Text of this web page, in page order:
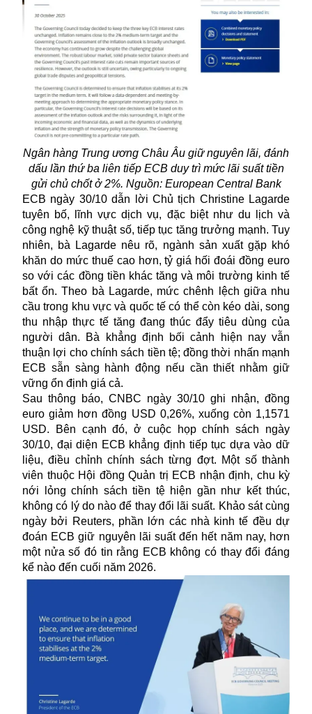
Ngân hàng Trung ương Châu Âu giữ nguyên lãi, đánh
dấu lần thứ ba liên tiếp ECB duy trì mức lãi suất tiền
gửi chủ chốt ở 2%. Nguồn: European Central Bank
ECB ngày 30/10 dẫn lời Chủ tịch Christine Lagarde
tuyên bố, lĩnh vực dịch vụ, đặc biệt như du lịch và
công nghệ kỹ thuật số, tiếp tục tăng trưởng mạnh. Tuy
nhiên, bà Lagarde nêu rõ, ngành sản xuất gặp khó
khăn do mức thuế cao hơn, tỷ giá hối đoái đồng euro
so với các đồng tiền khác tăng và môi trường kinh tế
bất ổn. Theo bà Lagarde, mức chênh lệch giữa nhu
cầu trong khu vực và quốc tế có thể còn kéo dài, song
thu nhập thực tế tăng đang thúc đẩy tiêu dùng của
người dân. Bà khẳng định bối cảnh hiện nay vẫn
thuận lợi cho chính sách tiền tệ; đồng thời nhấn mạnh
ECB sẵn sàng hành động nếu cần thiết nhằm giữ
vững ổn định giá cả.
Sau thông báo, CNBC ngày 30/10 ghi nhận, đồng
euro giảm hơn đồng USD 0,26%, xuống còn 1,1571
USD. Bên cạnh đó, ở cuộc họp chính sách ngày
30/10, đại diện ECB khẳng định tiếp tục dựa vào dữ
liệu, điều chỉnh chính sách từng đợt. Một số thành
viên thuộc Hội đồng Quản trị ECB nhận định, chu kỳ
nới lỏng chính sách tiền tệ hiện gần như kết thúc,
không có lý do nào để thay đổi lãi suất. Khảo sát cùng
ngày bởi Reuters, phần lớn các nhà kinh tế đều dự
đoán ECB giữ nguyên lãi suất đến hết năm nay, hơn
một nửa số đó tin rằng ECB không có thay đổi đáng
kể nào đến cuối năm 2026.